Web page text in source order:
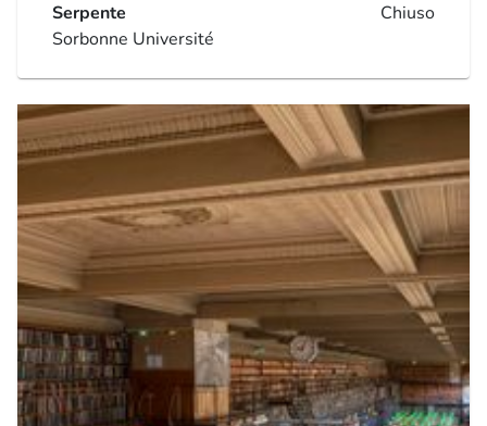
Serpente
Sorbonne Université
Chiuso